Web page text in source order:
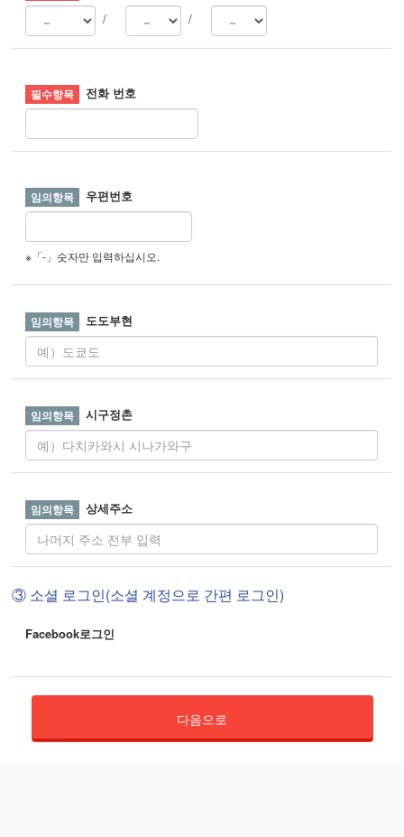
/
/
전화 번호
우편번호
※「-」숫자만 입력하십시오.
도도부현
시구정촌
상세주소
③ 소셜 로그인(소셜 계정으로 간편 로그인)
Facebook로그인